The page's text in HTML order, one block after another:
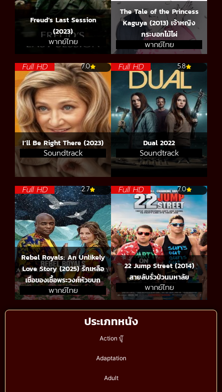
ประเภทหนัง
Action บู๊
Adaptation
Adult
Freud’s Last Session
(2023)
พากย์ไทย
The Tale of the Princess
Kaguya (2013) เจ้าหญิง
กระบอกไม้ไผ่
พากย์ไทย
Full HD 7.0
I’ll Be Right There (2023)
Soundtrack
Full HD 5.8
Dual 2022
Soundtrack
Full HD 2.7
Rebel Royals: An Unlikely
Love Story (2025) รักเหลือ
เชื่อของเชื้อพระวงศ์หัวขบถ
พากย์ไทย
Full HD 7.0
22 Jump Street (2014)
สายลับรั่วป่วนมหาลัย
พากย์ไทย